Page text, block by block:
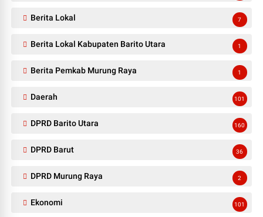
Berita Lokal 7
Berita Lokal Kabupaten Barito Utara 1
Berita Pemkab Murung Raya 1
Daerah 101
DPRD Barito Utara 160
DPRD Barut 36
DPRD Murung Raya 2
Ekonomi 101